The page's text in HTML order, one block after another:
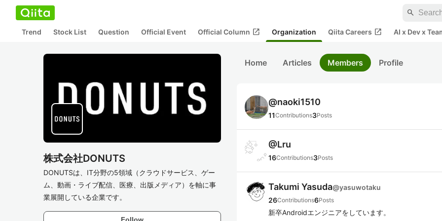
search
Trend Stock List Question Official Event Official Column open_in_new Organization Qiita Careers open_in_new AI x Dev x
株式会社DONUTS
DONUTSは、IT分野の5領域（クラウドサービス、ゲー
ム、動画・ライブ配信、医療、出版メディア）を軸に事
業展開している企業です。
Follow
Home Articles Members Profile
@naoki1510
11Contributions3Posts
@Lru
16Contributions3Posts
Takumi Yasuda@yasuwotaku
26Contributions6Posts
新卒Androidエンジニアをしています。